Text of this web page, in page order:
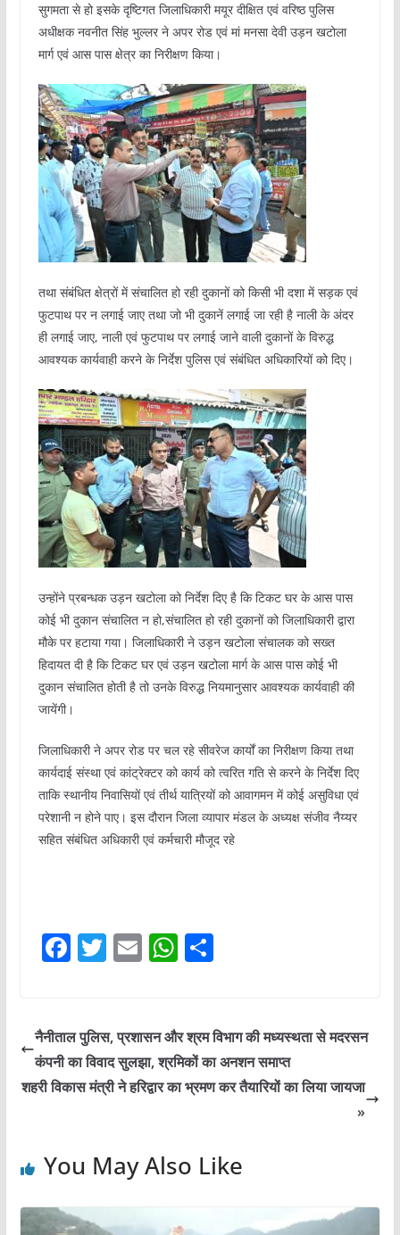
सुगमता से हो इसके दृष्टिगत जिलाधिकारी मयूर दीक्षित एवं वरिष्ठ पुलिस
अधीक्षक नवनीत सिंह भुल्लर ने अपर रोड एवं मां मनसा देवी उड़न खटोला
मार्ग एवं आस पास क्षेत्र का निरीक्षण किया।
तथा संबंधित क्षेत्रों में संचालित हो रही दुकानों को किसी भी दशा में सड़क एवं
फुटपाथ पर न लगाई जाए तथा जो भी दुकानें लगाई जा रही है नाली के अंदर
ही लगाई जाए, नाली एवं फुटपाथ पर लगाई जाने वाली दुकानों के विरुद्ध
आवश्यक कार्यवाही करने के निर्देश पुलिस एवं संबंधित अधिकारियों को दिए।
उन्होंने प्रबन्धक उड़न खटोला को निर्देश दिए है कि टिकट घर के आस पास
कोई भी दुकान संचालित न हो,संचालित हो रही दुकानों को जिलाधिकारी द्वारा
मौके पर हटाया गया। जिलाधिकारी ने उड़न खटोला संचालक को सख्त
हिदायत दी है कि टिकट घर एवं उड़न खटोला मार्ग के आस पास कोई भी
दुकान संचालित होती है तो उनके विरुद्ध नियमानुसार आवश्यक कार्यवाही की
जायेंगी।
जिलाधिकारी ने अपर रोड पर चल रहे सीवरेज कार्यों का निरीक्षण किया तथा
कार्यदाई संस्था एवं कांट्रेक्टर को कार्य को त्वरित गति से करने के निर्देश दिए
ताकि स्थानीय निवासियों एवं तीर्थ यात्रियों को आवागमन में कोई असुविधा एवं
परेशानी न होने पाए। इस दौरान जिला व्यापार मंडल के अध्यक्ष संजीव नैय्यर
सहित संबंधित अधिकारी एवं कर्मचारी मौजूद रहे
F
e
b
o
T
er
E
l
W
s
A
p
S
e
नैनीताल पुलिस, प्रशासन और श्रम विभाग की मध्यस्थता से मदरसन
कंपनी का विवाद सुलझा, श्रमिकों का अनशन समाप्त
शहरी विकास मंत्री ने हरिद्वार का भ्रमण कर तैयारियों का लिया जायजा
»
You May Also Like